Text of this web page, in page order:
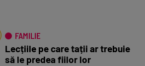
FAMILIE
Lecțiile pe care tații ar trebuie
să le predea fiilor lor